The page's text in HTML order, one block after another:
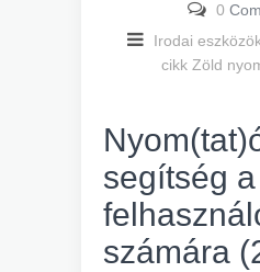
0
Irodai
cikk Zöld
segítség a
számára